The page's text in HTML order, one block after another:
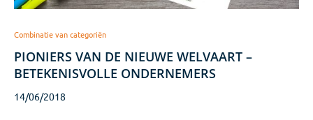
Combinatie van categoriën
PIONIERS VAN DE NIEUWE WELVAART –
BETEKENISVOLLE ONDERNEMERS
14/06/2018